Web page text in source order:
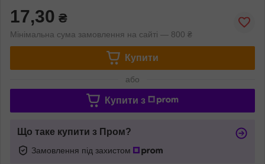
17,30 ₴
Мінімальна сума замовлення на сайті — 800 ₴
Купити
або
Купити з
Що таке купити з Пром?
Замовлення під захистом